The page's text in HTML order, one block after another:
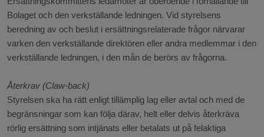
Bolaget och den verkställande ledningen. Vid styrelsens
beredning av och beslut i ersättningsrelaterade frågor närvarar
varken den verkställande direktören eller andra medlemmar i den
verkställande ledningen, i den mån de berörs av frågorna.
Återkrav (Claw-back)
Styrelsen ska ha rätt enligt tillämplig lag eller avtal och med de
begränsningar som kan följa därav, helt eller delvis återkräva
rörlig ersättning som intjänats eller betalats ut på felaktiga